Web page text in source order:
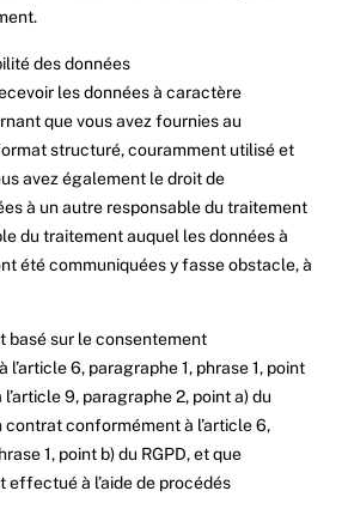
des données
les données à caractère
que vous avez fournies au
structuré, couramment utilisé et
avez également le droit de
à un autre responsable du traitement
du traitement auquel les données à
été communiquées y fasse obstacle, à
basé sur le consentement
l’article 6, paragraphe 1, phrase 1, point
l’article 9, paragraphe 2, point a) du
contrat conformément à l’article 6,
1, point b) du RGPD, et que
effectué à l’aide de procédés